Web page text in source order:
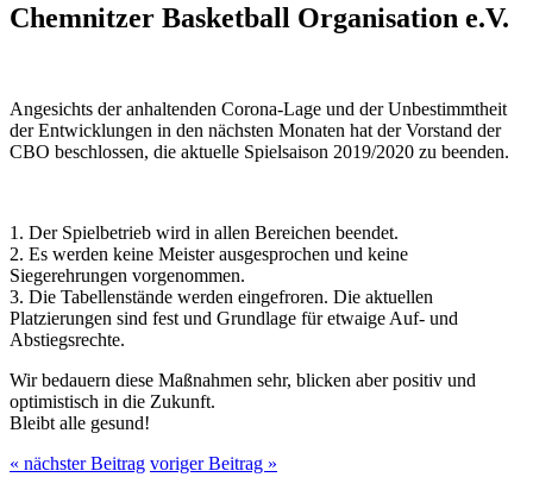
Chemnitzer Basketball Organisation e.V.
Angesichts der anhaltenden Corona-Lage und der Unbestimmtheit
der Entwicklungen in den nächsten Monaten hat der Vorstand der
CBO beschlossen, die aktuelle Spielsaison 2019/2020 zu beenden.
1. Der Spielbetrieb wird in allen Bereichen beendet.
2. Es werden keine Meister ausgesprochen und keine
Siegerehrungen vorgenommen.
3. Die Tabellenstände werden eingefroren. Die aktuellen
Platzierungen sind fest und Grundlage für etwaige Auf- und
Abstiegsrechte.
Wir bedauern diese Maßnahmen sehr, blicken aber positiv und
optimistisch in die Zukunft.
Bleibt alle gesund!
« nächster Beitrag voriger Beitrag »